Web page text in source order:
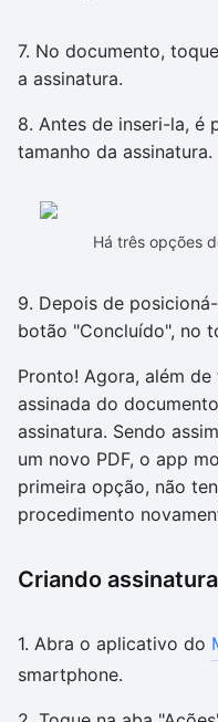
7. No documento,
a assinatura.
8. Antes de inseri-la, é
tamanho da assinatura.
Há três opções
9. Depois de
botão "Concluído", no
Pronto! Agora, além
assinada do
assinatura. Sendo
um novo PDF, o app
primeira opção, não
procedimento
Criando
1. Abra o aplicativo do
smartphone.